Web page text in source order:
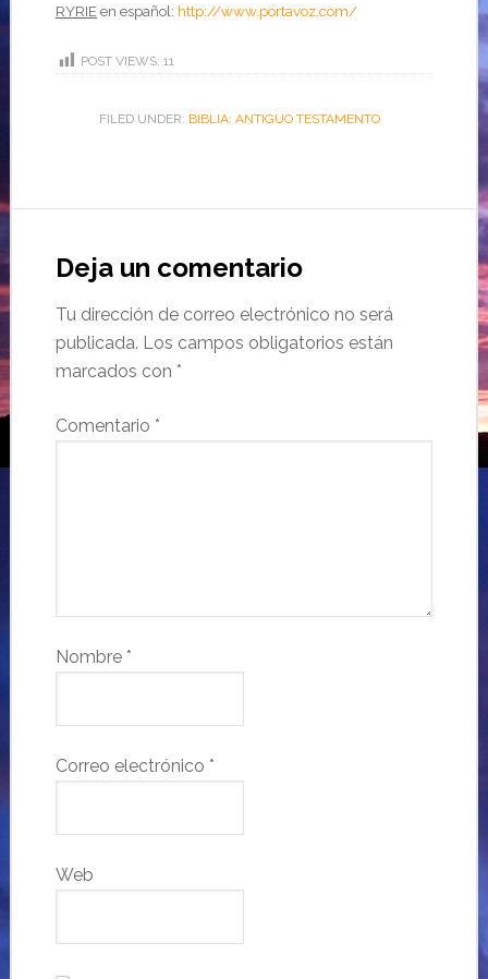
RYRIEen español: http://www.portavoz.com/
POST VIEWS: 11
FILED UNDER: BIBLIA: ANTIGUO TESTAMENTO
Deja un comentario
Tu dirección de correo electrónico no será
publicada. Los campos obligatorios están
marcados con *
Comentario *
Nombre *
Correo electrónico *
Web